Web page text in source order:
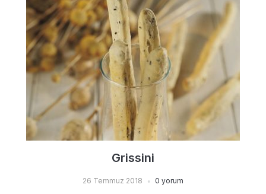
Grissini
26 Temmuz 2018 0 yorum